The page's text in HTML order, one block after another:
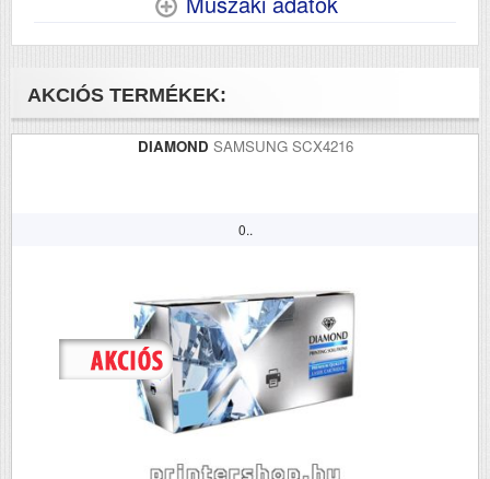
AKCIÓS TERMÉKEK:
DIAMOND SAMSUNG SCX4216
0..